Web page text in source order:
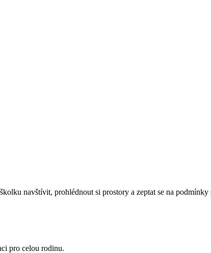
navštívit, prohlédnout si prostory a zeptat se na
pro celou rodinu.